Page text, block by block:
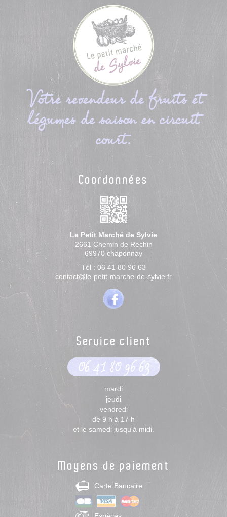
Votre revendeur de fruits et
légumes de saison en circuit
court.
Coordonnées
Le Petit Marché de Sylvie
2661 Chemin de Rechin
69970 chaponnay
Tél : 06 41 80 96 63
contact@le-petit-marche-de-sylvie.fr
Service client
06 41 80 96 63
mardi
jeudi
vendredi
de 9 h à 17 h
et le samedi jusqu'à midi.
Moyens de paiement
Carte Bancaire